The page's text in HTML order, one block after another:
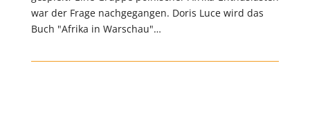
war der Frage nachgegangen. Doris Luce wird das
Buch "Afrika in Warschau"…